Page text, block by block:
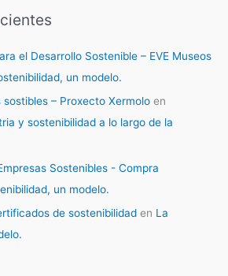
el Desarrollo Sostenible – EVE Museos
un modelo.
– Proxecto Xermolo en
y sostenibilidad a lo largo de la
Sostenibles - Compra
un modelo.
de sostenibilidad en La